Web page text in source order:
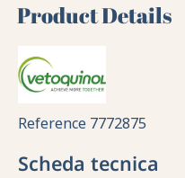
Product Details
Reference 7772875
Scheda tecnica